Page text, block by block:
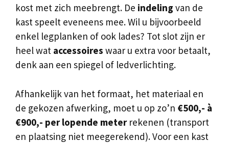
kost met zich meebrengt. De indeling van de
kast speelt eveneens mee. Wil u bijvoorbeeld
enkel legplanken of ook lades? Tot slot zijn er
heel wat accessoires waar u extra voor betaalt,
denk aan een spiegel of ledverlichting.
Afhankelijk van het formaat, het materiaal en
de gekozen afwerking, moet u op zo’n €500,- à
€900,- per lopende meterrekenen (transport
en plaatsing niet meegerekend). Voor een kast